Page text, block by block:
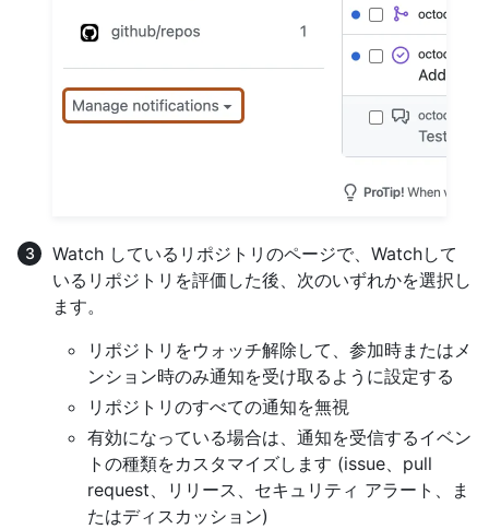
Watch しているリポジトリのページで、Watchして
いるリポジトリを評価した後、次のいずれかを選択し
ます。
リポジトリをウォッチ解除して、参加時またはメ
ンション時のみ通知を受け取るように設定する
リポジトリのすべての通知を無視
有効になっている場合は、通知を受信するイベン
トの種類をカスタマイズします (issue、pull
request、リリース、セキュリティ アラート、ま
たはディスカッション)